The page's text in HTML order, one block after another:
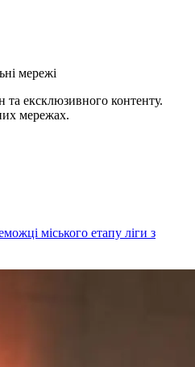
мережі
та ексклюзивного контенту.
мережах.
міського етапу ліги з